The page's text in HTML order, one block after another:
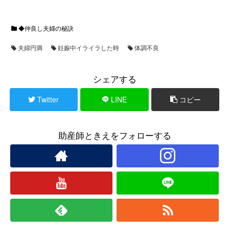
◆仲良し夫婦の秘訣
夫婦円満 妊娠中イライラした時 体調不良
シェアする
Twitter LINE コピー
助産師ときえをフォローする